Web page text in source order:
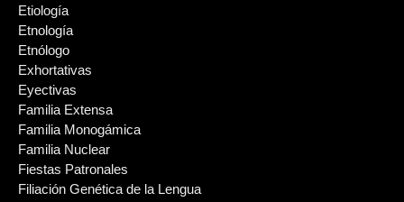
Etiología
Etnología
Etnólogo
Exhortativas
Eyectivas
Familia Extensa
Familia Monogámica
Familia Nuclear
Fiestas Patronales
Filiación Genética de la Lengua